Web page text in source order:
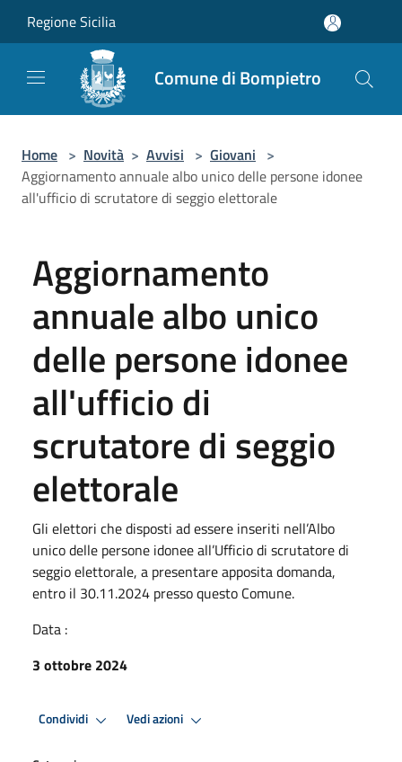
Regione Sicilia
Comune di Bompietro
Home > Novità > Avvisi > Giovani >
Aggiornamento annuale albo unico delle persone idonee
all'ufficio di scrutatore di seggio elettorale
Aggiornamento
annuale albo unico
delle persone idonee
all'ufficio di
scrutatore di seggio
elettorale
Gli elettori che disposti ad essere inseriti nell’Albo
unico delle persone idonee all’Ufficio di scrutatore di
seggio elettorale, a presentare apposita domanda,
entro il 30.11.2024 presso questo Comune.
Data :
3 ottobre 2024
Condividi Vedi azioni